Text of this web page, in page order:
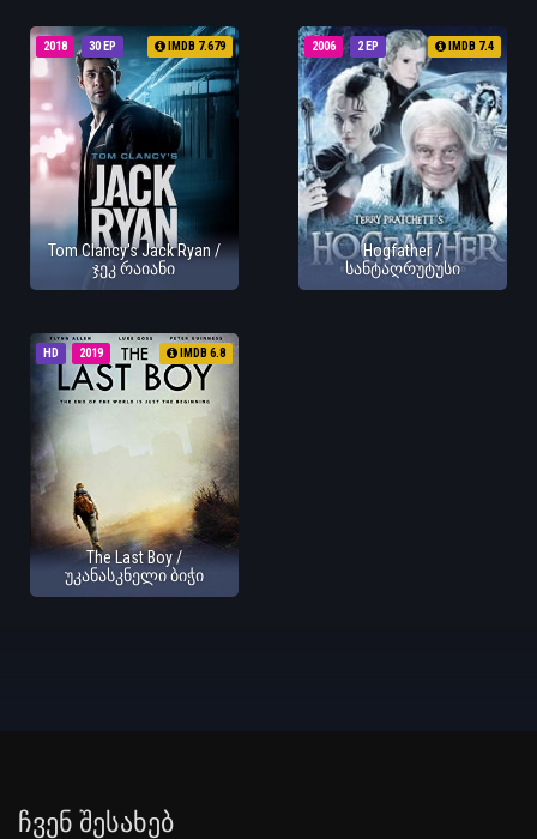
30 EP
2018 IMDB 7.679
Tom Clancy's Jack Ryan /
ჯეკ რაიანი
2 EP
2006 IMDB 7.4
Hogfather /
სანტაღრუტუსი
HD 2019 IMDB 6.8
The Last Boy /
უკანასკნელი ბიჭი
Ჩვენ Შესახებ